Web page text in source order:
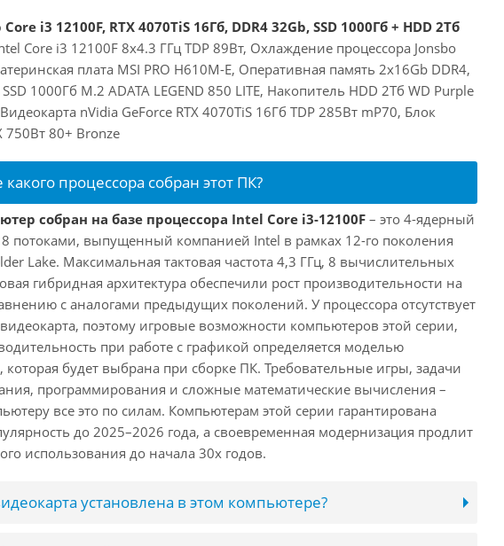
i3 12100F, RTX 4070TiS 16Гб, DDR4 32Gb, SSD 1000Гб + HDD 2Тб
Core i3 12100F 8x4.3 ГГц TDP 89Вт, Охлаждение процессора Jonsbo
плата MSI PRO H610M-E, Оперативная память 2x16Gb DDR4,
1000Гб M.2 ADATA LEGEND 850 LITE, Накопитель HDD 2Тб WD Purple
nVidia GeForce RTX 4070TiS 16Гб TDP 285Вт mP70, Блок
750Вт 80+ Bronze
какого процессора собран этот ПК?
собран на базе процессора Intel Core i3-12100F – это 4-ядерный
8 потоками, выпущенный компанией Intel в рамках 12-го поколения
Lake. Максимальная тактовая частота 4,3 ГГц, 8 вычислительных
гибридная архитектура обеспечили рост производительности на
с аналогами предыдущих поколений. У процессора отсутствует
поэтому игровые возможности компьютеров этой серии,
при работе с графикой определяется моделью
которая будет выбрана при сборке ПК. Требовательные игры, задачи
программирования и сложные математические вычисления –
все это по силам. Компьютерам этой серии гарантирована
до 2025–2026 года, а своевременная модернизация продлит
использования до начала 30х годов.
установлена в этом компьютере?